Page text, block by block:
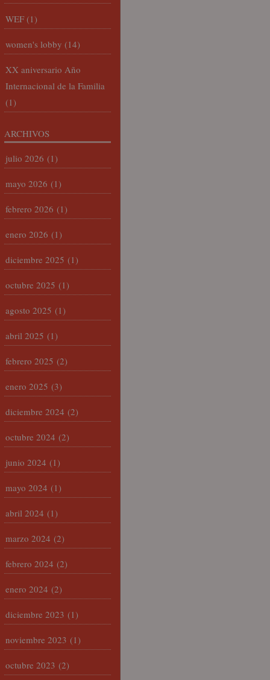
WEF (1)
women's lobby (14)
XX aniversario Año
Internacional de la Familia
(1)
ARCHIVOS
julio 2026 (1)
mayo 2026 (1)
febrero 2026 (1)
enero 2026 (1)
diciembre 2025 (1)
octubre 2025 (1)
agosto 2025 (1)
abril 2025 (1)
febrero 2025 (2)
enero 2025 (3)
diciembre 2024 (2)
octubre 2024 (2)
junio 2024 (1)
mayo 2024 (1)
abril 2024 (1)
marzo 2024 (2)
febrero 2024 (2)
enero 2024 (2)
diciembre 2023 (1)
noviembre 2023 (1)
octubre 2023 (2)